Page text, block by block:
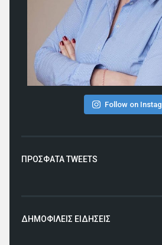
Follow on
ΠΡΟΣΦΑΤΑ TWEETS
ΔΗΜΟΦΙΛΕΙΣ ΕΙΔΗΣΕΙΣ